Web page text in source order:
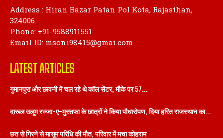
Address : Hiran Bazar Patan Pol Kota, Rajasthan,
324006.
Phone: +91-9588911551
Email ID: msoni98415@gmai.com
LATEST ARTICLES
गुमानपुरा और छावनी में चल रहे थे कॉल सेंटर, मौके पर 57...
दारूल उलूम रज्जा-ए-मुस्तफा के छात्रों ने किया पौधारोपण, दिया हरित राजस्थान का...
छत से गिरने से मासूम परिधि की मौत, परिवार में मचा कोहराम